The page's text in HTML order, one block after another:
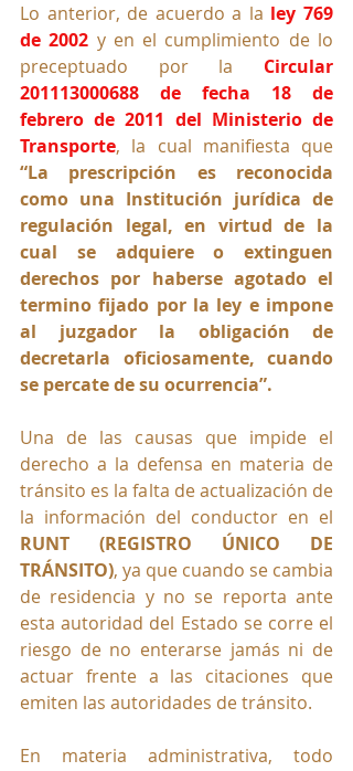
Lo anterior, de acuerdo a la ley 769
de 2002 y en el cumplimiento de lo
preceptuado por la Circular
201113000688 de fecha 18 de
febrero de 2011 del Ministerio de
Transporte
“La prescripción es reconocida
como una Institución jurídica de
regulación legal, en virtud de la
cual se adquiere o extinguen
derechos por haberse agotado el
termino fijado por la ley e impone
al juzgador la obligación de
decretarla oficiosamente, cuando
se percate de su ocurrencia”.
Una de las causas que impide el
derecho a la defensa en materia de
tránsito es la falta de actualización de
RUNT (REGISTRO ÚNICO DE
TRÁNSITO), ya que cuando se cambia
de residencia y no se reporta ante
esta autoridad del Estado se corre el
riesgo de no enterarse jamás ni de
actuar frente a las citaciones que
emiten las autoridades de tránsito.
En materia administrativa, todo